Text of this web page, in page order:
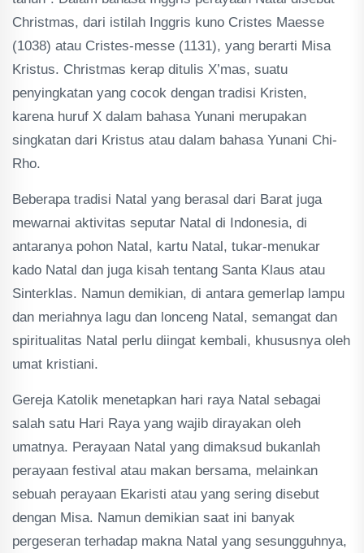
Christmas, dari istilah Inggris kuno Cristes Maesse
(1038) atau Cristes-messe (1131), yang berarti Misa
Kristus. Christmas kerap ditulis Χ’mas, suatu
penyingkatan yang cocok dengan tradisi Kristen,
karena huruf X dalam bahasa Yunani merupakan
singkatan dari Kristus atau dalam bahasa Yunani Chi-
Rho.
Beberapa tradisi Natal yang berasal dari Barat juga
mewarnai aktivitas seputar Natal di Indonesia, di
antaranya pohon Natal, kartu Natal, tukar-menukar
kado Natal dan juga kisah tentang Santa Klaus atau
Sinterklas. Namun demikian, di antara gemerlap lampu
dan meriahnya lagu dan lonceng Natal, semangat dan
spiritualitas Natal perlu diingat kembali, khususnya oleh
umat kristiani.
Gereja Katolik menetapkan hari raya Natal sebagai
salah satu Hari Raya yang wajib dirayakan oleh
umatnya. Perayaan Natal yang dimaksud bukanlah
perayaan festival atau makan bersama, melainkan
sebuah perayaan Ekaristi atau yang sering disebut
dengan Misa. Namun demikian saat ini banyak
pergeseran terhadap makna Natal yang sesungguhnya,